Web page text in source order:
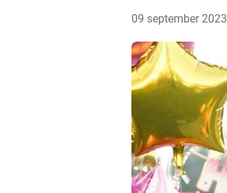
09 september 2023